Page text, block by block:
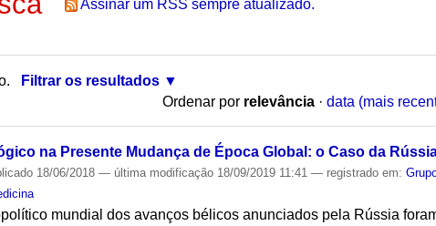
Assinar um RSS sempre atualizado.
Filtrar os resultados
Ordenar por relevância · data (mais
na Presente Mudança de Época Global: o Caso da
18/06/2018— última modificação 18/09/2019 11:41— registrado em:
mundial dos avanços bélicos anunciados pela Rússia